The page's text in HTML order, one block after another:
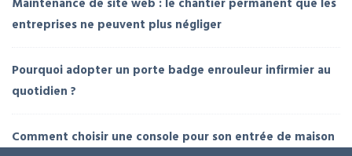
entreprises ne peuvent plus négliger
Pourquoi adopter un porte badge enrouleur infirmier au
quotidien ?
Comment choisir une console pour son entrée de maison